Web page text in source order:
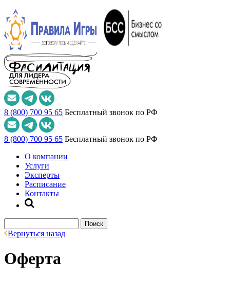
8 (800) 700 95 65 Бесплатный звонок по РФ
8 (800) 700 95 65 Бесплатный звонок по РФ
О компании
Услуги
Эксперты
Расписание
Контакты
Вернуться назад
Оферта